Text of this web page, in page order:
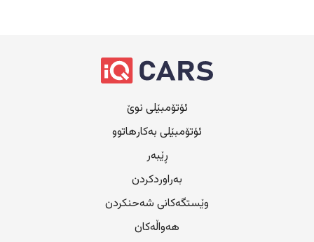
ئۆتۆمبێلی نوێ
ئۆتۆمبێلی بەکارهاتوو
ڕێبەر
بەراوردکردن
وێستگەکانی شەحنکردن
هەواڵەکان